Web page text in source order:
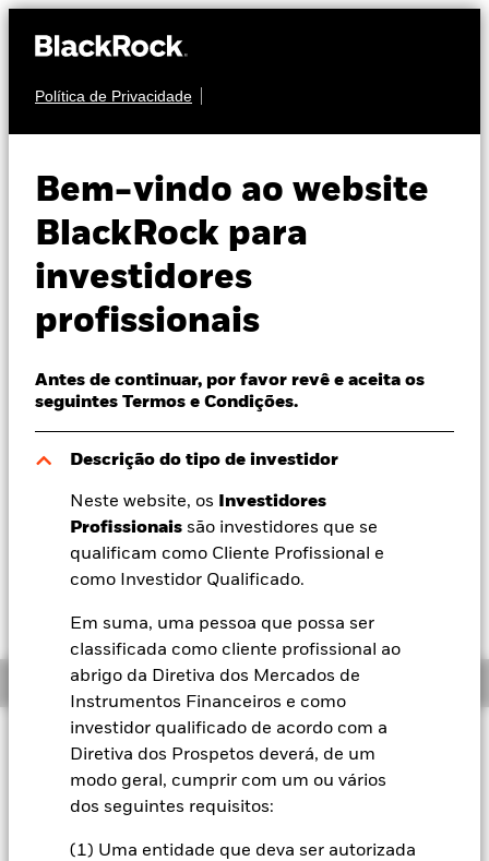
Política de Privacidade
Bem-vindo ao website
BlackRock para
investidores
profissionais
Antes de continuar, por favor revê e aceita os
seguintes Termos e Condições.
Descrição do tipo de investidor
Neste website, os
Investidores
Profissionais são investidores que se
qualificam como Cliente Profissional e
como Investidor Qualificado.
Em suma, uma pessoa que possa ser
classificada como cliente profissional ao
abrigo da Diretiva dos Mercados de
Instrumentos Financeiros e como
investidor qualificado de acordo com a
Diretiva dos Prospetos deverá, de um
modo geral, cumprir com um ou vários
dos seguintes requisitos:
(1) Uma entidade que deva ser autorizada
Perspectivas
Visão de mercado
Recursos
Profissionais
Portugal
Change location
BlackRock
iShares
Aladdin
A nossa empresa
Europe UCITS
ETF
EUR 41,07
Variação do NAV a dia 05 ago. 2026
EUR 0,02 (0,05%)
Retorno total do NAV 04 ago. 2026
Resumo
Filosofia de investimento
O Fundo procura acompanhar o desempenho de um índice
Europa.